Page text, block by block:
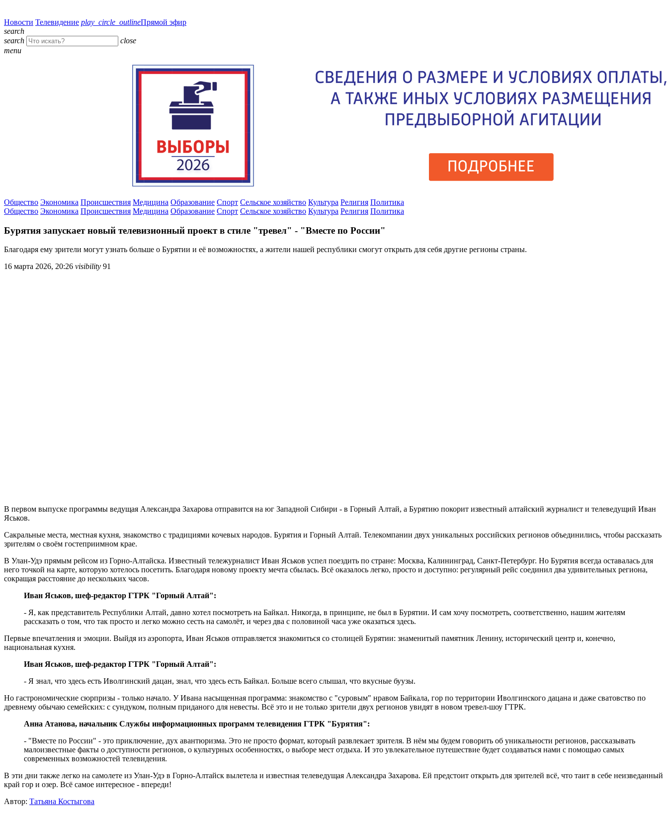
Новости Телевидение play_circle_outlineПрямой эфир
search
search
close
menu
Общество Экономика Происшествия Медицина Образование Спорт Сельское хозяйство Культура Религия Политика
Общество Экономика Происшествия Медицина Образование Спорт Сельское хозяйство Культура Религия Политика
Бурятия запускает новый телевизионный проект в стиле "тревел" - "Вместе по России"
Благодаря ему зрители могут узнать больше о Бурятии и её возможностях, а жители нашей республики смогут открыть для себя другие регионы страны.
16 марта 2026, 20:26 visibility 91
В первом выпуске программы ведущая Александра Захарова отправится на юг Западной Сибири - в Горный Алтай, а Бурятию покорит известный алтайский журналист и телеведущий Иван
Яськов.
Сакральные места, местная кухня, знакомство с традициями кочевых народов. Бурятия и Горный Алтай. Телекомпании двух уникальных российских регионов объединились, чтобы рассказать
зрителям о своём гостеприимном крае.
В Улан-Удэ прямым рейсом из Горно-Алтайска. Известный тележурналист Иван Яськов успел поездить по стране: Москва, Калининград, Санкт-Петербург. Но Бурятия всегда оставалась для
него точкой на карте, которую хотелось посетить. Благодаря новому проекту мечта сбылась. Всё оказалось легко, просто и доступно: регулярный рейс соединил два удивительных региона,
сокращая расстояние до нескольких часов.
Иван Яськов, шеф-редактор ГТРК "Горный Алтай":
- Я, как представитель Республики Алтай, давно хотел посмотреть на Байкал. Никогда, в принципе, не был в Бурятии. И сам хочу посмотреть, соответственно, нашим жителям
рассказать о том, что так просто и легко можно сесть на самолёт, и через два с половиной часа уже оказаться здесь.
Первые впечатления и эмоции. Выйдя из аэропорта, Иван Яськов отправляется знакомиться со столицей Бурятии: знаменитый памятник Ленину, исторический центр и, конечно,
национальная кухня.
Иван Яськов, шеф-редактор ГТРК "Горный Алтай":
- Я знал, что здесь есть Иволгинский дацан, знал, что здесь есть Байкал. Больше всего слышал, что вкусные буузы.
Но гастрономические сюрпризы - только начало. У Ивана насыщенная программа: знакомство с "суровым" нравом Байкала, гор по территории Иволгинского дацана и даже сватовство по
древнему обычаю семейских: с сундуком, полным приданого для невесты. Всё это и не только зрители двух регионов увидят в новом тревел-шоу ГТРК.
Анна Атанова, начальник Службы информационных программ телевидения ГТРК "Бурятия":
- "Вместе по России" - это приключение, дух авантюризма. Это не просто формат, который развлекает зрителя. В нём мы будем говорить об уникальности регионов, рассказывать
малоизвестные факты о доступности регионов, о культурных особенностях, о выборе мест отдыха. И это увлекательное путешествие будет создаваться нами с помощью самых
современных возможностей телевидения.
В эти дни также легко на самолете из Улан-Удэ в Горно-Алтайск вылетела и известная телеведущая Александра Захарова. Ей предстоит открыть для зрителей всё, что таит в себе неизведанный
край гор и озер. Всё самое интересное - впереди!
Автор: Татьяна Костыгова